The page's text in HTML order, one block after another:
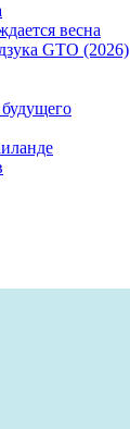
весна
GTO (2026)